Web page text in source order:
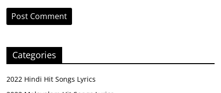
Categories
2022 Hindi Hit Songs Lyrics